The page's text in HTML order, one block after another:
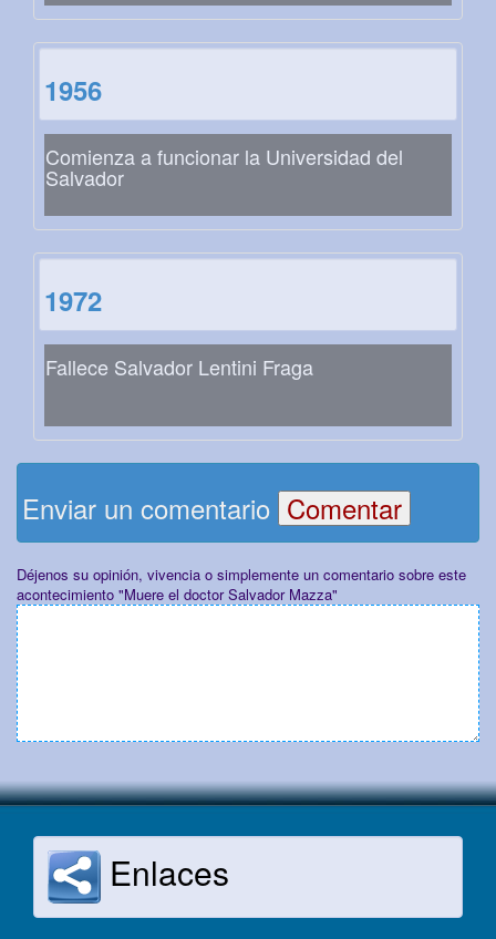
1956
Comienza a funcionar la Universidad del
Salvador
1972
Fallece Salvador Lentini Fraga
Enviar un comentario
Déjenos su opinión, vivencia o simplemente un comentario sobre este
acontecimiento "Muere el doctor Salvador Mazza"
Enlaces